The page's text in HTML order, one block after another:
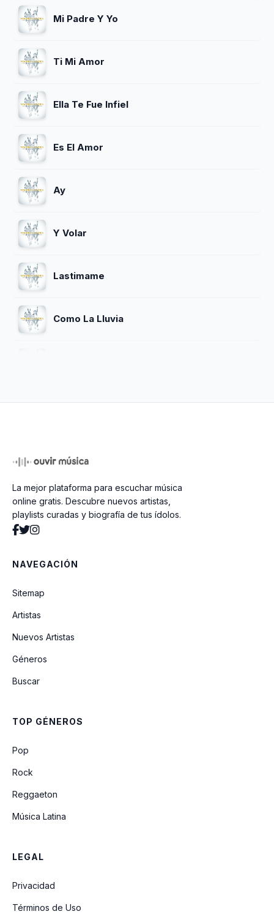
Mi Padre Y Yo
Ti Mi Amor
Ella Te Fue Infiel
Es El Amor
Ay
Y Volar
Lastimame
Como La Lluvia
Capullo De Rosas
La mejor plataforma para escuchar música
online gratis. Descubre nuevos artistas,
playlists curadas y biografía de tus ídolos.
NAVEGACIÓN
Sitemap
Artistas
Nuevos Artistas
Géneros
Buscar
TOP GÉNEROS
Pop
Rock
Reggaeton
Música Latina
LEGAL
Privacidad
Términos de Uso